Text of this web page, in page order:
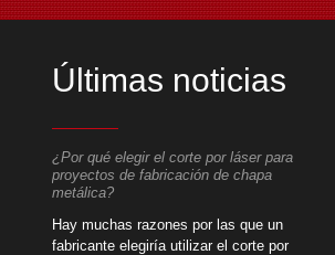
Últimas noticias
¿Por qué elegir el corte por láser para
proyectos de fabricación de chapa
metálica?
​Hay muchas razones por las que un
fabricante elegiría utilizar el corte por